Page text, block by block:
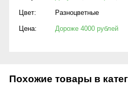
Цвет: Разноцветные
Цена: Дороже 4000 рублей
Похожие товары в